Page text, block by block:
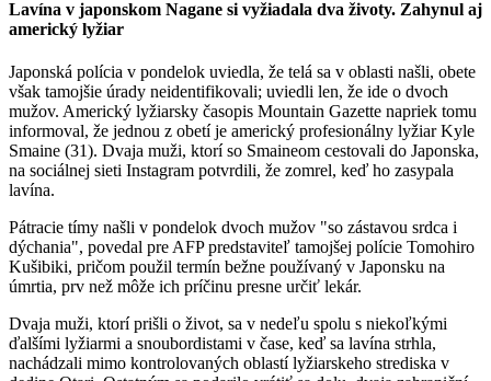
Lavína v japonskom Nagane si vyžiadala dva životy. Zahynul aj
americký lyžiar
Japonská polícia v pondelok uviedla, že telá sa v oblasti našli, obete
však tamojšie úrady neidentifikovali; uviedli len, že ide o dvoch
mužov. Americký lyžiarsky časopis Mountain Gazette napriek tomu
informoval, že jednou z obetí je americký profesionálny lyžiar Kyle
Smaine (31). Dvaja muži, ktorí so Smaineom cestovali do Japonska,
na sociálnej sieti Instagram potvrdili, že zomrel, keď ho zasypala
lavína.
Pátracie tímy našli v pondelok dvoch mužov "so zástavou srdca i
dýchania", povedal pre AFP predstaviteľ tamojšej polície Tomohiro
Kušibiki, pričom použil termín bežne používaný v Japonsku na
úmrtia, prv než môže ich príčinu presne určiť lekár.
Dvaja muži, ktorí prišli o život, sa v nedeľu spolu s niekoľkými
ďalšími lyžiarmi a snoubordistami v čase, keď sa lavína strhla,
nachádzali mimo kontrolovaných oblastí lyžiarskeho strediska v